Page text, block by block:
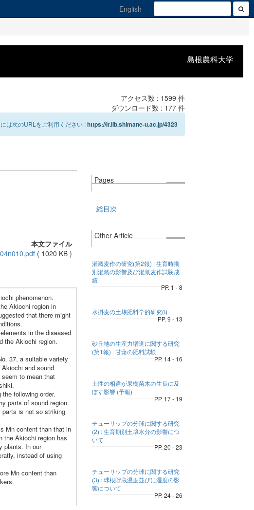
English
島根農科大学
アクセス数 : 1599 件
ダウンロード数 : 177件
は次のURLをご利用ください :https://ir.lib.shimane-u.ac.jp/4323
本文ファイル
( 1020 KB )
phenomenon.
Akiochi region in
that there might
in the diseased
the Akiochi region.
37, a suitable variety
and sound
to mean that
following order.
parts of sound region.
parts is not so striking
Mn content than that in
the Akiochi region has
plants. In our
instead of using
Mn content than
Pages
総目次
Other Article
灌漑麦作の研究(第2報) : 生育時期
別灌漑の影響及び灌漑麦作試験成
績
PP. 1 - 8
水掛麦の土壌肥料学的研究(I)
PP. 9 - 13
砂丘地の生産力増進に関する研究
(第1報) : 甘藷の肥料試験
PP. 14 - 16
土性の相違が果樹苗木の生長に及
ぼす影響 (予報)
PP. 17 - 19
チューリップの分球に関する研究
(2) : 生育期別土壌水分の影響につ
いて
PP. 20 - 23
チューリップの分球に関する研究
(3) : 球根貯蔵温度並びに湿度の影
響について
PP. 24 - 26